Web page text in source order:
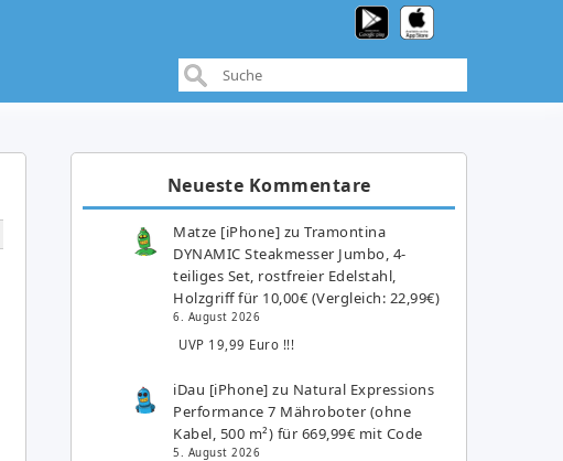
Neueste Kommentare
Matze [iPhone] zuTramontina
DYNAMIC Steakmesser Jumbo, 4-
teiliges Set, rostfreier Edelstahl,
Holzgriff für 10,00€ (Vergleich: 22,99€)
6. August 2026
UVP 19,99 Euro !!!
iDau [iPhone] zu Natural Expressions
Performance 7 Mähroboter (ohne
Kabel, 500 m²) für 669,99€ mit Code
5. August 2026